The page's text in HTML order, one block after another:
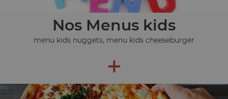
Nos Menus kids
menu kids nuggets, menu kids cheeseburger
+